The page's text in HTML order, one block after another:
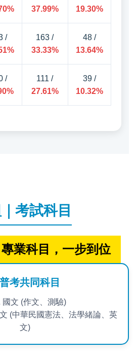
37.99%
19.30%
/
163 /
33.33%
48 /
13.64%
/
111 /
27.61%
39 /
10.32%
考試科目
業科目，一步到位
考共同科目
文 (作文、測驗)
(中華民國憲法、法學緒論、英
文)